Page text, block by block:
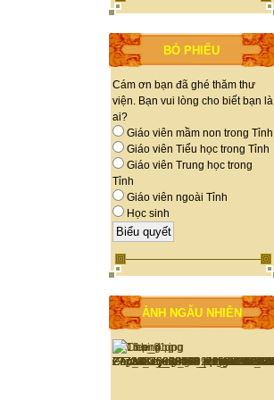
BỎ PHIẾU
Cám ơn bạn đã ghé thăm thư
viện. Bạn vui lòng cho biết bạn là
ai?
Giáo viên mầm non trong Tỉnh
Giáo viên Tiểu học trong Tỉnh
Giáo viên Trung học trong
Tỉnh
Giáo viên ngoài Tỉnh
Học sinh
ẢNH NGẪU NHIÊN